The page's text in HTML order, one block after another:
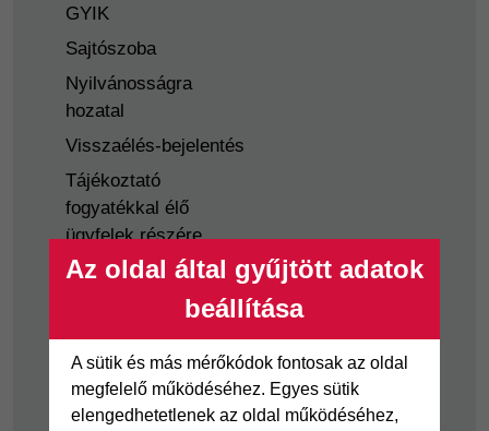
Az oldal által gyűjtött adatok
beállítása
A sütik és más mérőkódok fontosak az oldal
megfelelő működéséhez. Egyes sütik
elengedhetetlenek az oldal működéséhez,
GYIK
Sajtószoba
Nyilvánosságra
hozatal
Visszaélés-bejelentés
Tájékoztató
fogyatékkal élő
ügyfelek részére
Joker részletfizetés
Áruhitel Expressz
kölcsön
Cofidis Bank
adósságrendező